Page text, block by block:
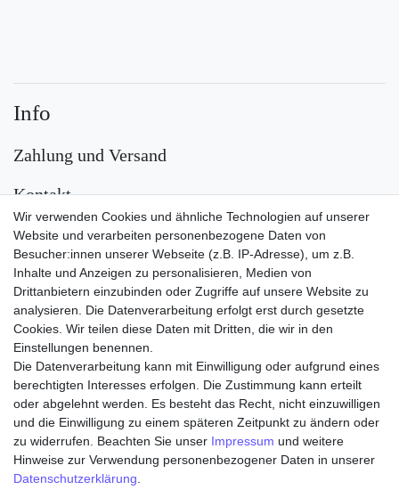
Wir verwenden Cookies und ähnliche Technologien auf unserer
Website und verarbeiten personenbezogene Daten von
Besucher:innen unserer Webseite (z.B. IP-Adresse), um z.B.
Inhalte und Anzeigen zu personalisieren, Medien von
Drittanbietern einzubinden oder Zugriffe auf unsere Website zu
analysieren. Die Datenverarbeitung erfolgt erst durch gesetzte
Cookies. Wir teilen diese Daten mit Dritten, die wir in den
Einstellungen benennen.
Die Datenverarbeitung kann mit Einwilligung oder aufgrund eines
berechtigten Interesses erfolgen. Die Zustimmung kann erteilt
oder abgelehnt werden. Es besteht das Recht, nicht einzuwilligen
und die Einwilligung zu einem späteren Zeitpunkt zu ändern oder
zu widerrufen. Beachten Sie unser Impressum und weitere
Hinweise zur Verwendung personenbezogener Daten in unserer
Daten­schutz­erklärung
Info
Zahlung und Versand
Kontakt
Versand
Zahlungsarten